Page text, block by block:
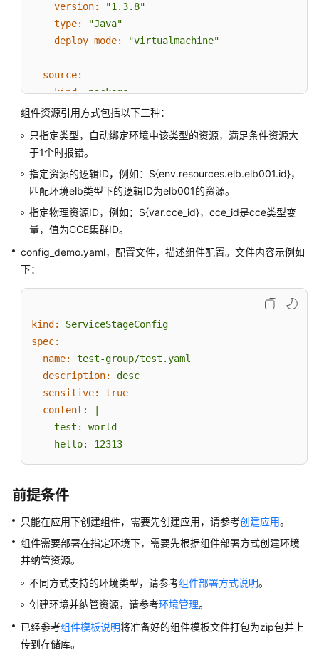
用
组
件
板
创
建
组
件
级
个
本
配
置
批
量
升
件
本
配
置
重
新
署
组
version:
"1.3.8"
type:
"Java"
deploy_mode:
"virtualmachine"
source:
kind: package
storage: obs
http_username:
null
http_password:
http_command: null
http_headers:
- key:
key
value: value
jvm_opts:
"-Xms256m"
      <?xml version="1.0" encoding="UTF-8"?>
      <Server port="-1" shutdown="SHUTDOWN">
# TongWebOptsV3模型
tongweb_opts:
tongweb_xml:
      <?xml version="1.0" encoding="UTF-8"?>
      <Server port="-1" shutdown="SHUTDOWN">
external_vmoptions:
# 环境变量
envs:
value: value1
- name: key2
value: value2
组件资源引用方式包括以下三种：
只指定类型，自动绑定环境中该类型的资源，满足条件资源大
于1个时报错。
指定资源的逻辑ID，例如：${env.resources.elb.elb001.id}，
匹配环境elb类型下的逻辑ID为elb001的资源。
指定物理资源ID，例如：${var.cce_id}，cce_id是cce类型变
量，值为CCE集群ID。
config_demo.yaml，配置文件，描述组件配置。文件内容示例如
下：
kind:
ServiceStageConfig
spec:
name:
test-group/test.yaml
description:
desc
sensitive:
true
content:
    test: world
    hello: 12313
前提条件
只能在应用下创建组件，需要先创建应用，请参考创建应用。
组件需要部署在指定环境下，需要先根据组件部署方式创建环境
并纳管资源。
不同方式支持的环境类型，请参考组件部署方式说明。
创建环境并纳管资源，请参考环境管理。
已经参考组件模板说明将准备好的组件模板文件打包为zip包并上
传到存储库。